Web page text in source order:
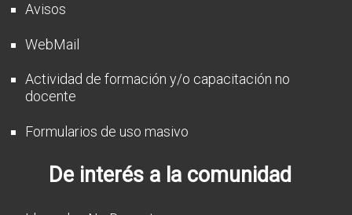
Avisos
WebMail
Actividad de formación y/o capacitación no
docente
Formularios de uso masivo
De interés a la comunidad